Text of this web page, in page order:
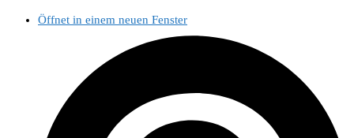
Öffnet in einem neuen Fenster